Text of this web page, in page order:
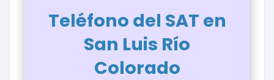
Teléfono del SAT en
San Luis Río
Colorado